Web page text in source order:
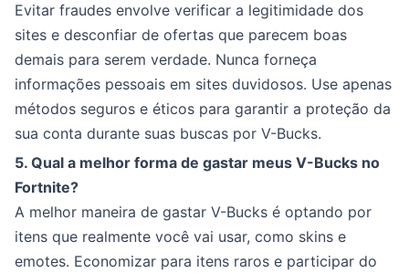
Evitar fraudes envolve verificar a legitimidade dos
sites e desconfiar de ofertas que parecem boas
demais para serem verdade. Nunca forneça
informações pessoais em sites duvidosos. Use apenas
métodos seguros e éticos para garantir a proteção da
sua conta durante suas buscas por V-Bucks.
5. Qual a melhor forma de gastar meus V-Bucks no
Fortnite?
A melhor maneira de gastar V-Bucks é optando por
itens que realmente você vai usar, como skins e
emotes. Economizar para itens raros e participar do